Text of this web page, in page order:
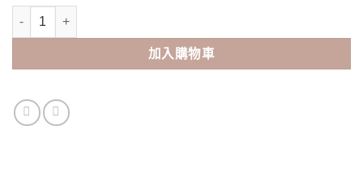
強生One Day Acuvue Define Fresh(30pcs) 數量
加入購物車